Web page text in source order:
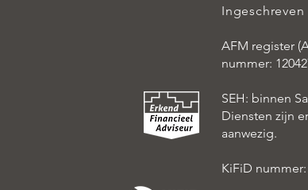
AFM register
nummer:
SEH: binnen
Diensten zijn
aanwezig.
KiFiD nummer: